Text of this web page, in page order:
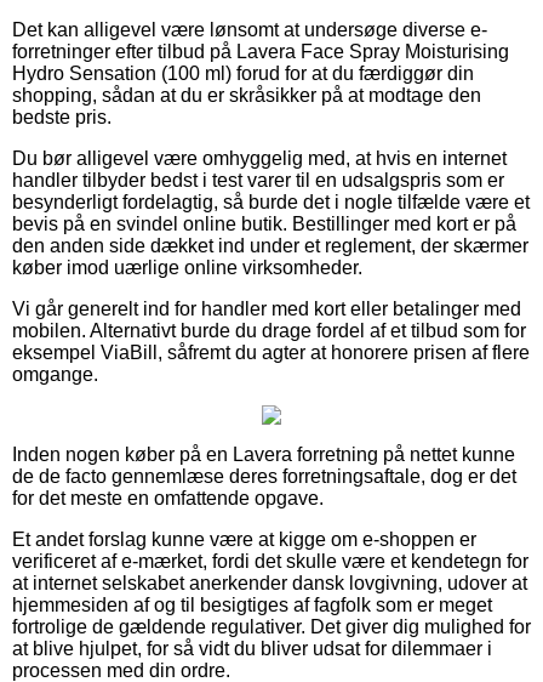
Det kan alligevel være lønsomt at undersøge diverse e-
forretninger efter tilbud på Lavera Face Spray Moisturising
Hydro Sensation (100 ml) forud for at du færdiggør din
shopping, sådan at du er skråsikker på at modtage den
bedste pris.
Du bør alligevel være omhyggelig med, at hvis en internet
handler tilbyder bedst i test varer til en udsalgspris som er
besynderligt fordelagtig, så burde det i nogle tilfælde være et
bevis på en svindel online butik. Bestillinger med kort er på
den anden side dækket ind under et reglement, der skærmer
køber imod uærlige online virksomheder.
Vi går generelt ind for handler med kort eller betalinger med
mobilen. Alternativt burde du drage fordel af et tilbud som for
eksempel ViaBill, såfremt du agter at honorere prisen af flere
omgange.
Inden nogen køber på en Lavera forretning på nettet kunne
de de facto gennemlæse deres forretningsaftale, dog er det
for det meste en omfattende opgave.
Et andet forslag kunne være at kigge om e-shoppen er
verificeret af e-mærket, fordi det skulle være et kendetegn for
at internet selskabet anerkender dansk lovgivning, udover at
hjemmesiden af og til besigtiges af fagfolk som er meget
fortrolige de gældende regulativer. Det giver dig mulighed for
at blive hjulpet, for så vidt du bliver udsat for dilemmaer i
processen med din ordre.